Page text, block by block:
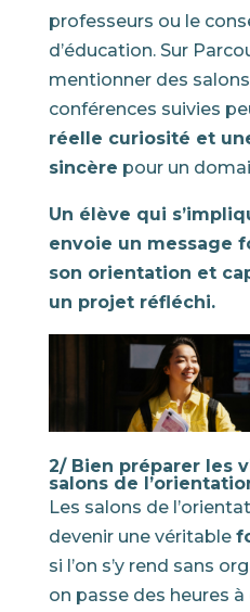
professeurs ou le
d’éducation. Sur
mentionner des
conférences suivies
réelle curiosité et
sincère pour un
Un élève qui
envoie un message
son orientation et
un projet réfléchi.
2/ Bien préparer les
salons de
Les salons de
devenir une véritable
si l’on s’y rend sans
on passe des heures